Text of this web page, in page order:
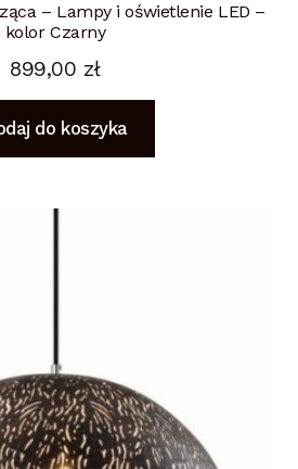
– Lampy i oświetlenie LED –
kolor Czarny
899,00 zł
do koszyka